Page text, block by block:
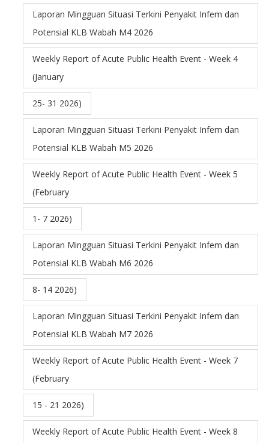
Laporan Mingguan Situasi Terkini Penyakit Infem dan
Potensial KLB Wabah M4 2026
Weekly Report of Acute Public Health Event - Week 4
(January
25- 31 2026)
Laporan Mingguan Situasi Terkini Penyakit Infem dan
Potensial KLB Wabah M5 2026
Weekly Report of Acute Public Health Event - Week 5
(February
1- 7 2026)
Laporan Mingguan Situasi Terkini Penyakit Infem dan
Potensial KLB Wabah M6 2026
8- 14 2026)
Laporan Mingguan Situasi Terkini Penyakit Infem dan
Potensial KLB Wabah M7 2026
Weekly Report of Acute Public Health Event - Week 7
(February
15 - 21 2026)
Weekly Report of Acute Public Health Event - Week 8